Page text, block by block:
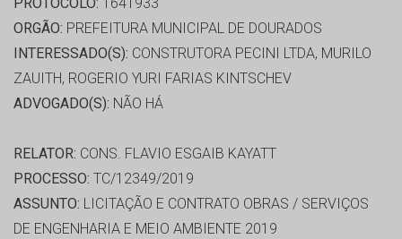
PROTOCOLO: 1641933
ORGÃO: PREFEITURA MUNICIPAL DE DOURADOS
INTERESSADO(S): CONSTRUTORA PECINI LTDA, MURILO
ZAUITH, ROGERIO YURI FARIAS KINTSCHEV
ADVOGADO(S): NÃO HÁ
RELATOR: CONS. FLAVIO ESGAIB KAYATT
PROCESSO: TC/12349/2019
ASSUNTO: LICITAÇÃO E CONTRATO OBRAS / SERVIÇOS
DE ENGENHARIA E MEIO AMBIENTE 2019